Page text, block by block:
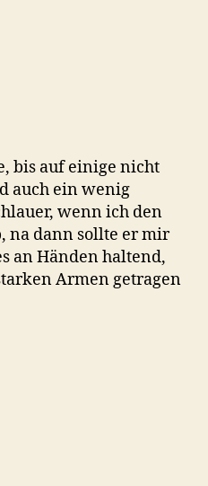
bis auf einige nicht
auch ein wenig
wenn ich den
na dann sollte er mir
an Händen haltend,
Armen getragen